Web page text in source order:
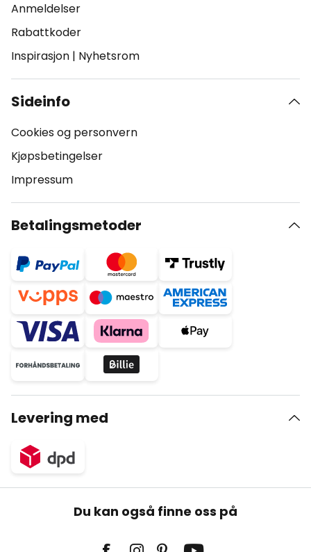
Anmeldelser
Rabattkoder
Inspirasjon | Nyhetsrom
Sideinfo
Cookies og personvern
Kjøpsbetingelser
Impressum
Betalingsmetoder
Levering med
Du kan også finne oss på